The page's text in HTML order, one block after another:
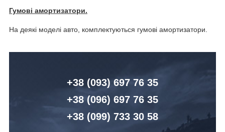
Гумові амортизатори.
На деякі моделі авто, комплектуються гумові амортизатори.
+38 (093) 697 76 35
+38 (096) 697 76 35
+38 (099) 733 30 58